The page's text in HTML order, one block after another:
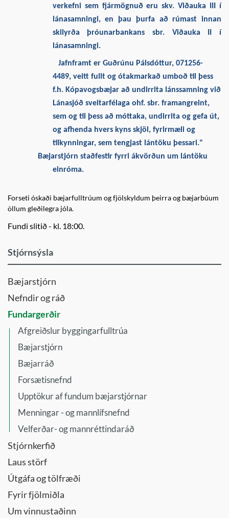
verkefni sem fjármögnuð eru skv. Viðauka III í
lánasamningi, en þau þurfa að rúmast innan
skilyrða þróunarbankans sbr. Viðauka II í
lánasamningi.
Jafnframt er Guðrúnu Pálsdóttur, 071256-
4489, veitt fullt og ótakmarkað umboð til þess
f.h. Kópavogsbæjar að undirrita lánssamning við
Lánasjóð sveitarfélaga ohf. sbr. framangreint,
sem og til þess að móttaka, undirrita og gefa út,
og afhenda hvers kyns skjöl, fyrirmæli og
tilkynningar, sem tengjast lántöku þessari."
Bæjarstjórn staðfestir fyrri ákvörðun um lántöku
einróma.
Forseti óskaði bæjarfulltrúum og fjölskyldum þeirra og bæjarbúum
öllum gleðilegra jóla.
Fundi slitið - kl. 18:00.
Stjórnsýsla
Bæjarstjórn
Nefndir og ráð
Fundargerðir
Afgreiðslur byggingarfulltrúa
Bæjarstjórn
Bæjarráð
Forsætisnefnd
Upptökur af fundum bæjarstjórnar
Menningar - og mannlífsnefnd
Velferðar- og mannréttindaráð
Stjórnkerfið
Laus störf
Útgáfa og tölfræði
Fyrir fjölmiðla
Um vinnustaðinn